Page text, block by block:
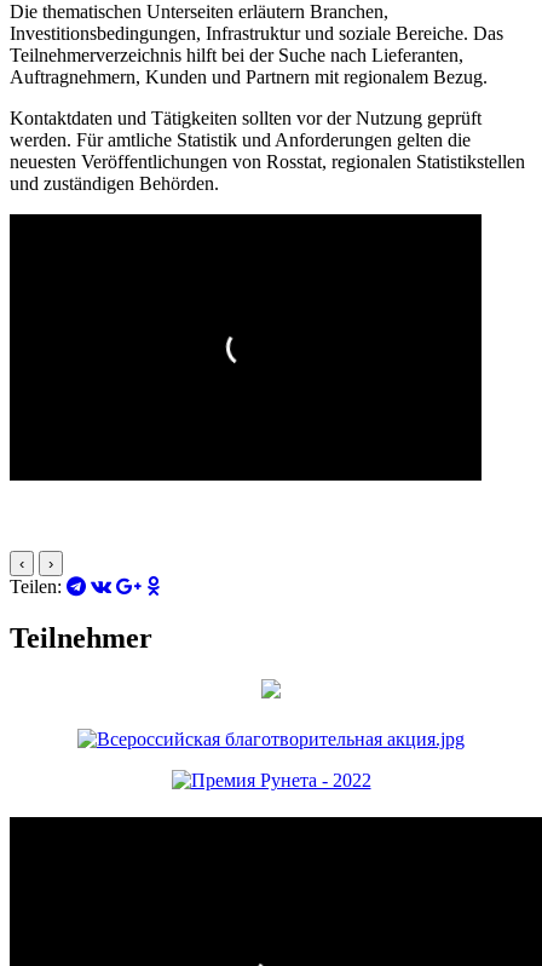
Die thematischen Unterseiten erläutern Branchen,
Investitionsbedingungen, Infrastruktur und soziale Bereiche. Das
Teilnehmerverzeichnis hilft bei der Suche nach Lieferanten,
Auftragnehmern, Kunden und Partnern mit regionalem Bezug.
Kontaktdaten und Tätigkeiten sollten vor der Nutzung geprüft
werden. Für amtliche Statistik und Anforderungen gelten die
neuesten Veröffentlichungen von Rosstat, regionalen Statistikstellen
und zuständigen Behörden.
‹ ›
Teilen:
Teilnehmer